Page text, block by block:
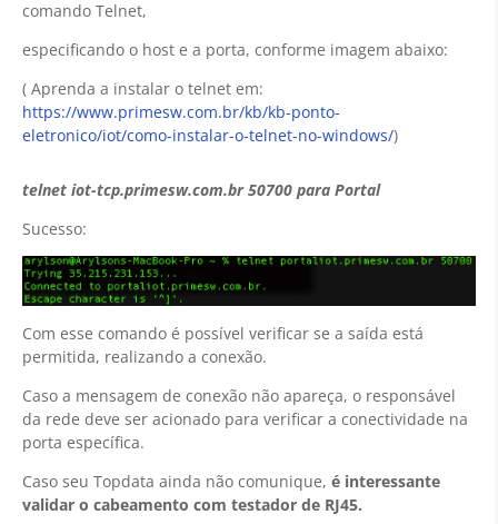
comando Telnet,
especificando o host e a porta, conforme imagem abaixo:
( Aprenda a instalar o telnet em:
https://www.primesw.com.br/kb/kb-ponto-
eletronico/iot/como-instalar-o-telnet-no-windows/)
telnet iot-tcp.primesw.com.br 50700 para Portal
Sucesso:
Com esse comando é possível verificar se a saída está
permitida, realizando a conexão.
Caso a mensagem de conexão não apareça, o responsável
da rede deve ser acionado para verificar a conectividade na
porta específica.
Caso seu Topdata ainda não comunique, é interessante
validar o cabeamento com testador de RJ45.